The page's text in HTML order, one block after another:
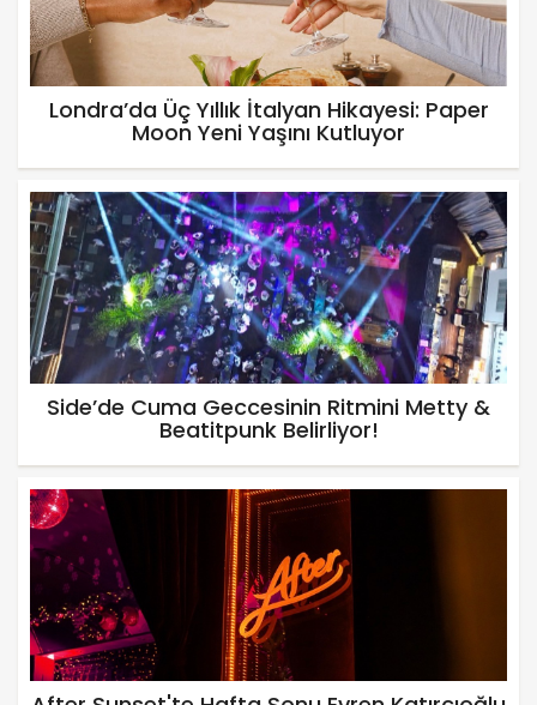
Londra’da Üç Yıllık İtalyan Hikayesi: Paper
Moon Yeni Yaşını Kutluyor
Side’de Cuma Geccesinin Ritmini Metty &
Beatitpunk Belirliyor!